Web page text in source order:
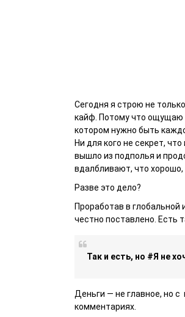
Сегодня я строю не только
кайф. Потому что ощущаю
котором нужно быть
Ни для кого не секрет,
вышло из подполья и
вдалбливают, что хорошо,
Разве это дело?
Проработав в глобальной
честно поставлено. Есть
Так и есть, но #Я не
Деньги — не главное, но
комментариях.